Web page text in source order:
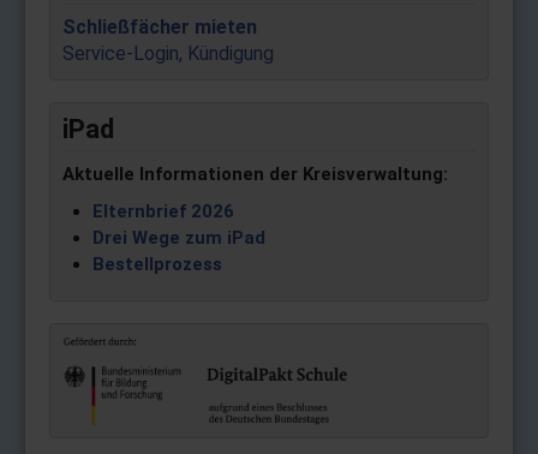
Schließfächer mieten
Service-Login, Kündigung
iPad
Aktuelle Informationen der Kreisverwaltung:
Elternbrief 2026
Drei Wege zum iPad
Bestellprozess